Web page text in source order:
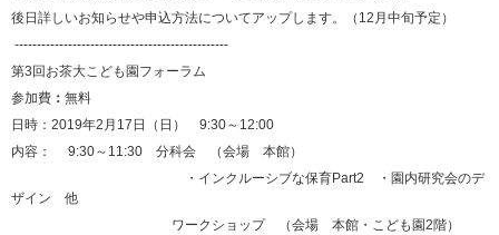
後日詳しいお知らせや申込方法についてアップします。（12月中旬予定）
------------------------------------------------
第3回お茶大こども園フォーラム
参加費 ： 無料
日時：2019年2月17日（日） 9:30～12:00
内容： 9:30～11:30 分科会 （会場 本館）
・インクルーシブな保育Part2 ・園内研究会のデ
ザイン 他
ワークショップ （会場 本館・こども園2階）